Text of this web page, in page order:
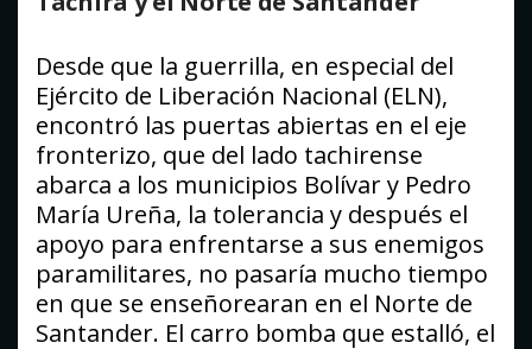
Desde que la guerrilla, en especial del
Ejército de Liberación Nacional (ELN),
encontró las puertas abiertas en el eje
fronterizo, que del lado tachirense
abarca a los municipios Bolívar y Pedro
María Ureña, la tolerancia y después el
apoyo para enfrentarse a sus enemigos
paramilitares, no pasaría mucho tiempo
en que se enseñorearan en el Norte de
Santander. El carro bomba que estalló, el